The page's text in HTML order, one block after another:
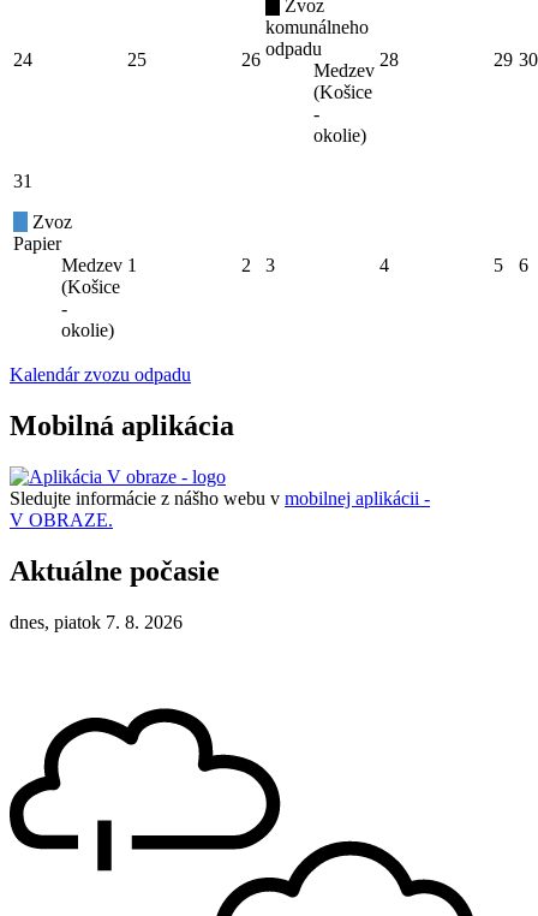
24 25 26
Zvoz
komunálneho
odpadu
Medzev
(Košice
-
okolie)
28 29 30
31
Zvoz
Papier
Medzev
(Košice
-
okolie)
1 2 3 4 5 6
Kalendár zvozu odpadu
Mobilná aplikácia
Sledujte informácie z nášho webu v mobilnej aplikácii -
V OBRAZE.
Aktuálne počasie
dnes, piatok 7. 8. 2026